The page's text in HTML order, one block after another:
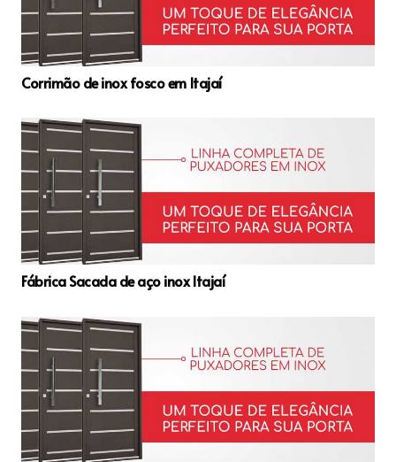
Corrimão de inox fosco em Itajaí
Fábrica Sacada de aço inox Itajaí